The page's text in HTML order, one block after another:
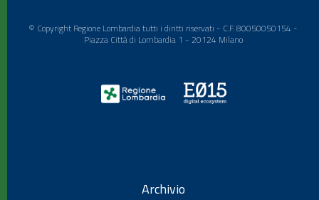
© Copyright Regione Lombardia tutti i diritti riservati - C.F. 80050050154 -
Piazza Città di Lombardia 1 - 20124 Milano
Archivio